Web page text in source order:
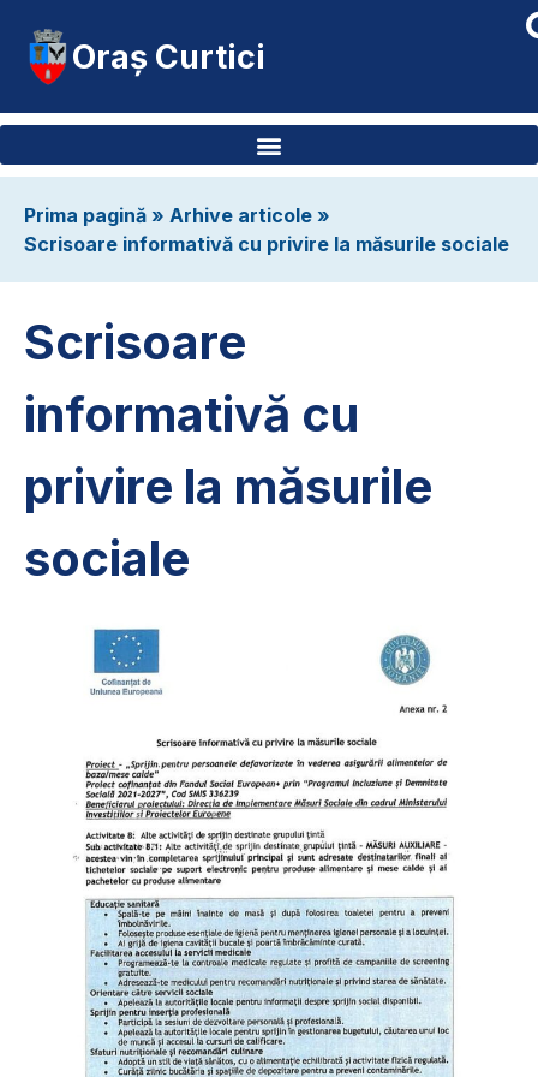
Oraș Curtici
Prima pagină » Arhive articole »
Scrisoare informativă cu privire la măsurile sociale
Scrisoare
informativă cu
privire la măsurile
sociale